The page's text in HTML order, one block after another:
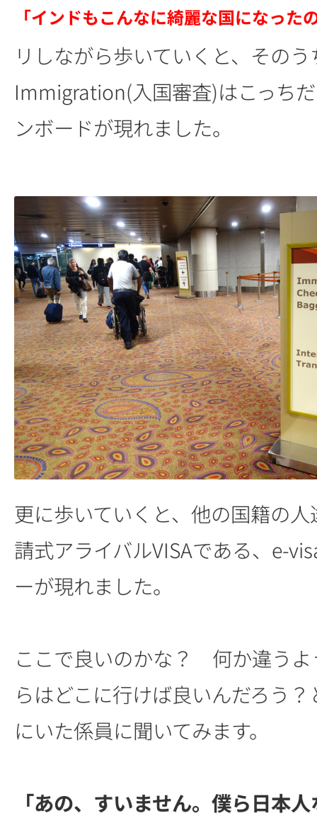
「インドもこんなに綺麗な国になった
リしながら歩いていくと、そのう
Immigration(入国審査)はこっち
ンボードが現れました。
更に歩いていくと、他の国籍の
請式アライバルVISAである、e-
ーが現れました。
ここで良いのかな？ 何か違う
らはどこに行けば良いんだろう
にいた係員に聞いてみます。
「あの、すいません。僕ら日本